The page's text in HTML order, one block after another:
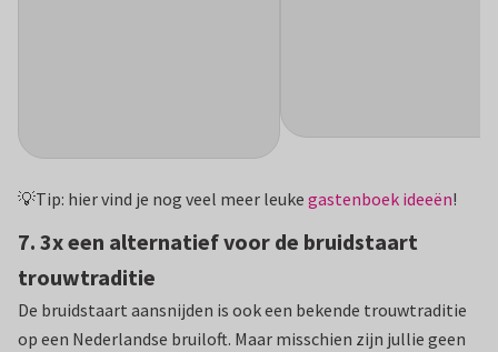
💡Tip: hier vind je nog veel meer leuke gastenboek ideeën!
7. 3x een alternatief voor de bruidstaart
trouwtraditie
De bruidstaart aansnijden is ook een bekende trouwtraditie
op een Nederlandse bruiloft. Maar misschien zijn jullie geen